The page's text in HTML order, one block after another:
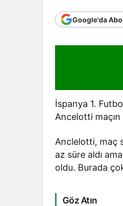
Google'da
İspanya 1.
Ancelotti maçın
Anclelotti, maç
az süre aldı
oldu. Burada
Göz Atın